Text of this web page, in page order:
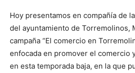
Hoy presentamos en compañía de
del ayuntamiento de Torremolinos,
campaña “El comercio en
enfocada en promover el comercio
en esta temporada baja, en la que